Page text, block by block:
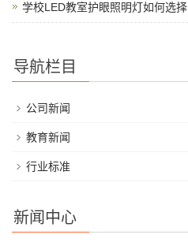
学校LED教室护眼照明灯如何选择
导航栏目
公司新闻
教育新闻
行业标准
新闻中心